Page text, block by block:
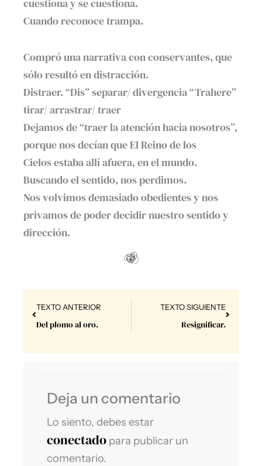
cuestiona y se cuestiona.
Cuando reconoce trampa.
Compró una narrativa con conservantes, que
sólo resultó en distracción.
Distraer. “Dis” separar/ divergencia “Trahere”
tirar/ arrastrar/ traer
Dejamos de “traer la atención hacia nosotros”,
porque nos decían que El Reino de los
Cielos estaba allí afuera, en el mundo.
Buscando el sentido, nos perdimos.
Nos volvimos demasiado obedientes y nos
privamos de poder decidir nuestro sentido y
dirección.
Prev
TEXTO ANTERIOR
Del plomo al oro.
TEXTO SIGUIENTE
Resignificar.
Next
Deja un comentario
Lo siento, debes estar
conectado para publicar un
comentario.